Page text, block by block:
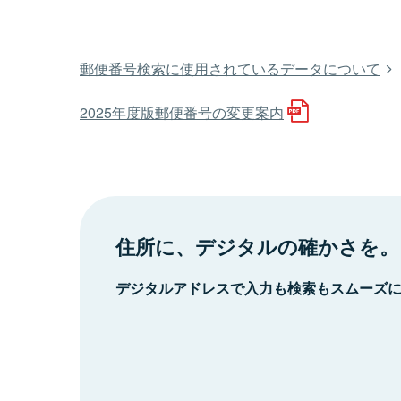
郵便番号検索に使用されているデータについて
2025年度版郵便番号の変更案内
住所に、デジタルの確かさを。
デジタルアドレスで入力も検索もスムーズ